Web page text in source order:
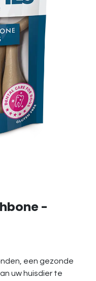
-
een gezonde
uw huisdier te